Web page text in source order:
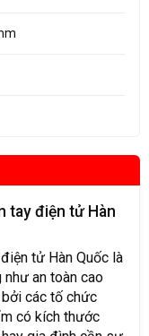
tay điện tử Hàn
tử Hàn Quốc là
an toàn cao
các tố chức
có kích thước